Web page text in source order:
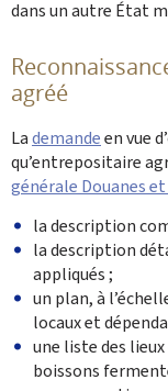
dans un autre État
agréé
Lademandeen vue
qu’entrepositaire
générale Douanes et
la description
la description
appliqués ;
un plan, à
locaux et
une liste des
boissons